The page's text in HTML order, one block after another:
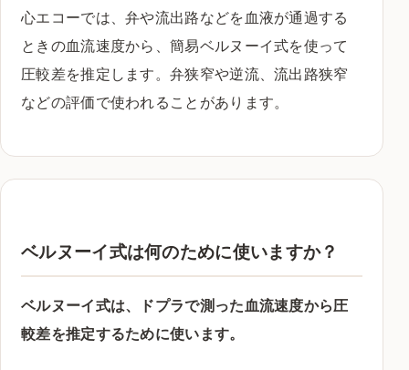
心エコーでは、弁や流出路などを血液が通過する
ときの血流速度から、簡易ベルヌーイ式を使って
圧較差を推定します。弁狭窄や逆流、流出路狭窄
などの評価で使われることがあります。
ベルヌーイ式は何のために使いますか？
ベルヌーイ式は、ドプラで測った血流速度から圧
較差を推定するために使います。